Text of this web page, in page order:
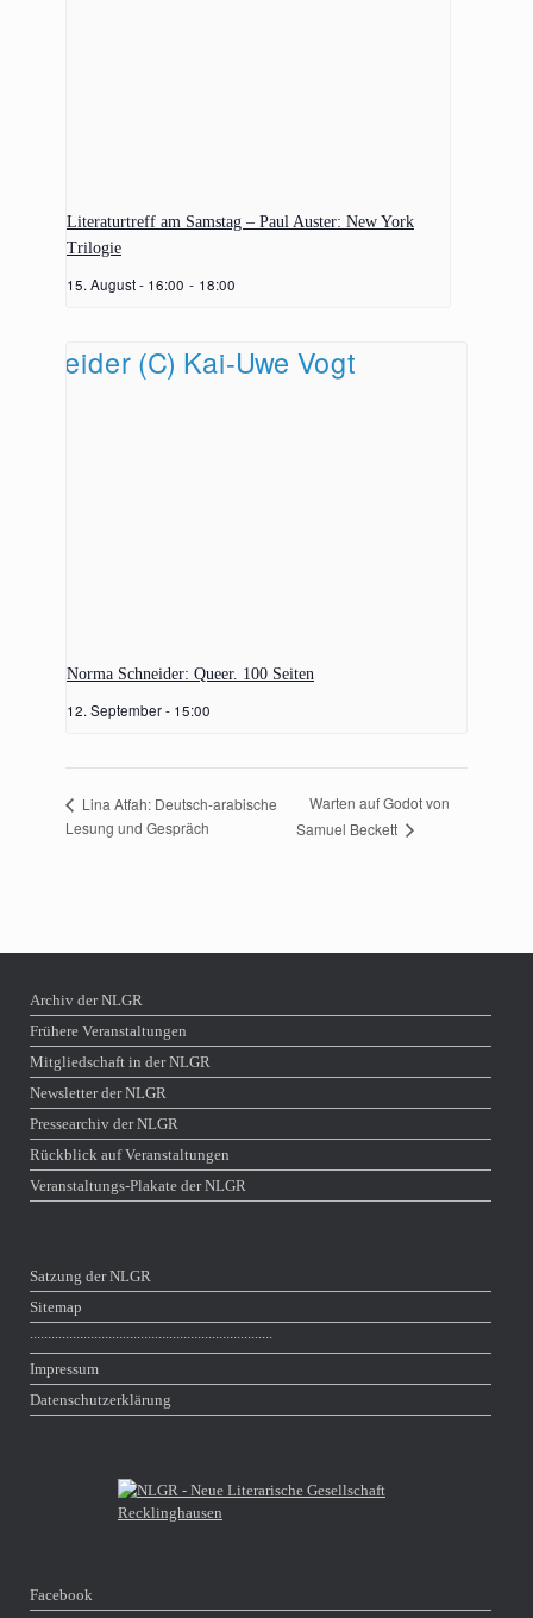
Literaturtreff am Samstag – Paul Auster: New York
Trilogie
15. August - 16:00 - 18:00
Norma Schneider: Queer. 100 Seiten
12. September - 15:00
Lina Atfah: Deutsch-arabische
Lesung und Gespräch
Warten auf Godot von
Samuel Beckett
Archiv der NLGR
Frühere Veranstaltungen
Mitgliedschaft in der NLGR
Newsletter der NLGR
Pressearchiv der NLGR
Rückblick auf Veranstaltungen
Veranstaltungs-Plakate der NLGR
Satzung der NLGR
Sitemap
∙∙∙∙∙∙∙∙∙∙∙∙∙∙∙∙∙∙∙∙∙∙∙∙∙∙∙∙∙∙∙∙∙∙∙∙∙∙∙∙∙∙∙∙∙∙∙∙∙∙∙∙∙∙∙∙∙∙∙∙∙∙∙∙∙∙∙∙
Impressum
Datenschutzerklärung
Facebook